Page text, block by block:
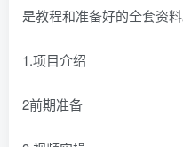
是教程和准备好的全套资料
1.项目介绍
2前期准备